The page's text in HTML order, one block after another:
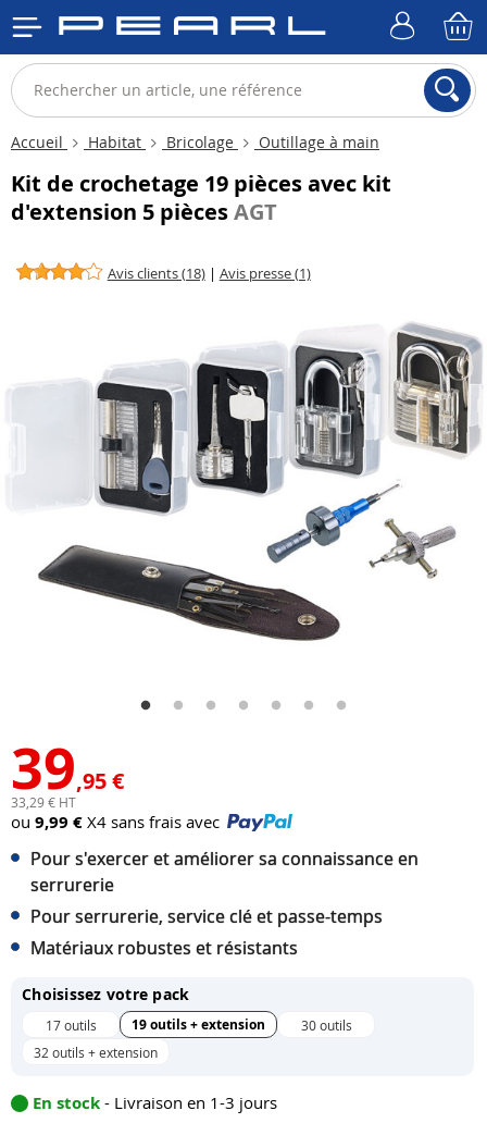
Accueil Habitat Bricolage Outillage à main
Kit de crochetage 19 pièces avec kit
d'extension 5 piècesAGT
Avis clients (18) | Avis presse (1)
39,95 €
33,29 € HT
ou 9,99 € X4 sans frais avec
Pour s'exercer et améliorer sa connaissance en
serrurerie
Pour serrurerie, service clé et passe-temps
Matériaux robustes et résistants
Choisissez votre pack
17 outils 19 outils + extension
30 outils
32 outils + extension
En stock - Livraison en 1-3 jours